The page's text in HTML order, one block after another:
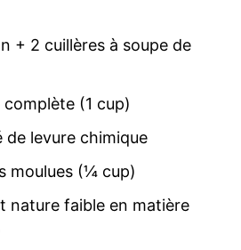
+ 2 cuillères à soupe de
(1 cup)
de levure chimique
moulues (¼ cup)
nature faible en matière